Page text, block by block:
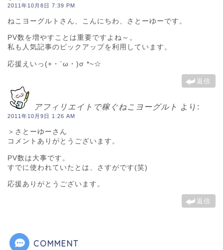
2011年10月8日 7:39 PM
ねこヨーグルトさん、こんにちわ、さとーゆーです。
PV数を増やすことは重要ですよね～。
私も人気記事のピックアップを利用しています。
応援えいっ(+・`ω・)σ *~☆
返信
アフィリエイトで稼ぐねこヨーグルト より:
2011年10月9日 1:26 AM
＞さとーゆーさん
コメントありがとうございます。
PV数は大事です。
すでに使われていたとは、さすがです(笑)
応援ありがとうございます。
返信
COMMENT